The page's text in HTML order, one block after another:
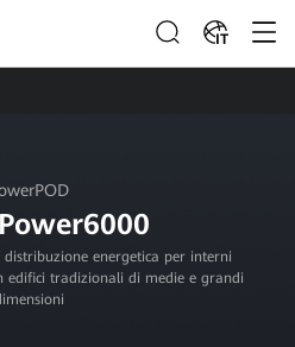
IT
energetica per interni
edifici tradizionali di medie e grandi